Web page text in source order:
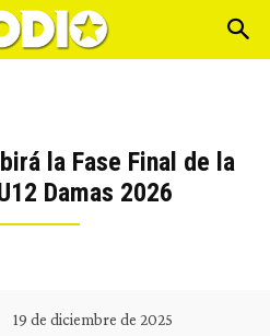
la Fase Final de la
Damas 2026
19 de diciembre de 2025